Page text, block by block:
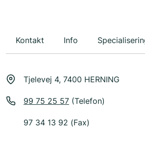
Kontakt Info
Tjelevej 4, 7400 HERNING
99 75 25 57 (Telefon)
97 34 13 92 (Fax)